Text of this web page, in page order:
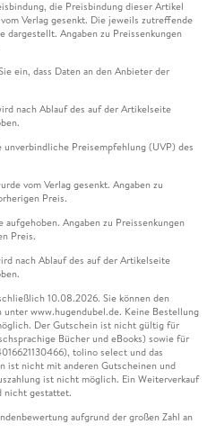
die Preisbindung dieser Artikel
Verlag gesenkt. Die jeweils zutreffende
Angaben zu Preissenkungen
ein, dass Daten an den Anbieter der
nach Ablauf des auf der Artikelseite
Preisempfehlung (UVP) des
vom Verlag gesenkt. Angaben zu
Preis.
Angaben zu Preissenkungen
Preis.
nach Ablauf des auf der Artikelseite
10.08.2026. Sie können den
www.hugendubel.de. Keine Bestellung
Der Gutschein ist nicht gültig für
Bücher und eBooks) sowie für
tolino select und das
ist nicht mit anderen Gutscheinen und
ist nicht möglich. Ein Weiterverkauf
nicht gestattet.
aufgrund der großen Zahl an